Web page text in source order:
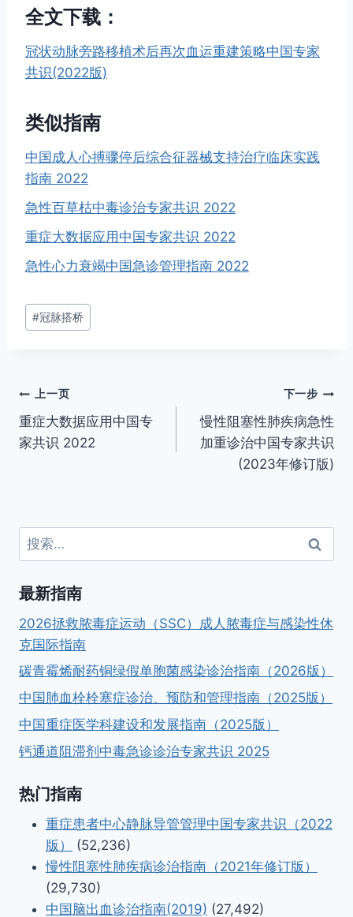
全文下载：
冠状动脉旁路移植术后再次血运重建策略中国专家
共识(2022版)
类似指南
中国成人心搏骤停后综合征器械支持治疗临床实践
指南 2022
急性百草枯中毒诊治专家共识 2022
重症大数据应用中国专家共识 2022
急性心力衰竭中国急诊管理指南 2022
文
章
#冠脉搭桥
文
章
上一页
重症大数据应用中国专
家共识 2022
下一步
慢性阻塞性肺疾病急性
加重诊治中国专家共识
(2023年修订版)
搜
索：
最新指南
2026拯救脓毒症运动（SSC）成人脓毒症与感染性休
克国际指南
碳青霉烯耐药铜绿假单胞菌感染诊治指南（2026版）
中国肺血栓栓塞症诊治、预防和管理指南（2025版）
中国重症医学科建设和发展指南（2025版）
钙通道阻滞剂中毒急诊诊治专家共识 2025
热门指南
重症患者中心静脉导管管理中国专家共识（2022
版）
(52,236)
慢性阻塞性肺疾病诊治指南（2021年修订版）
(29,730)
中国脑出血诊治指南(2019) (27,492)